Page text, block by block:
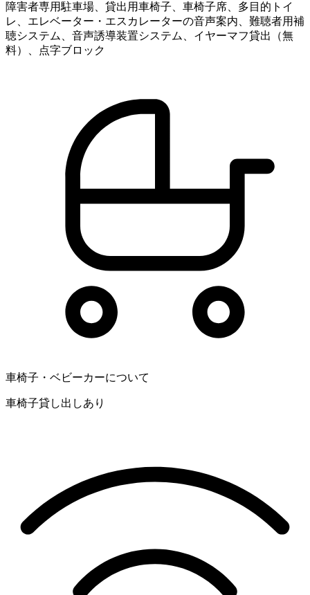
障害者専用駐車場、貸出用車椅子、車椅子席、多目的トイ
レ、エレベーター・エスカレーターの音声案内、難聴者用補
聴システム、音声誘導装置システム、イヤーマフ貸出（無
料）、点字ブロック
車椅子・ベビーカーについて
車椅子貸し出しあり